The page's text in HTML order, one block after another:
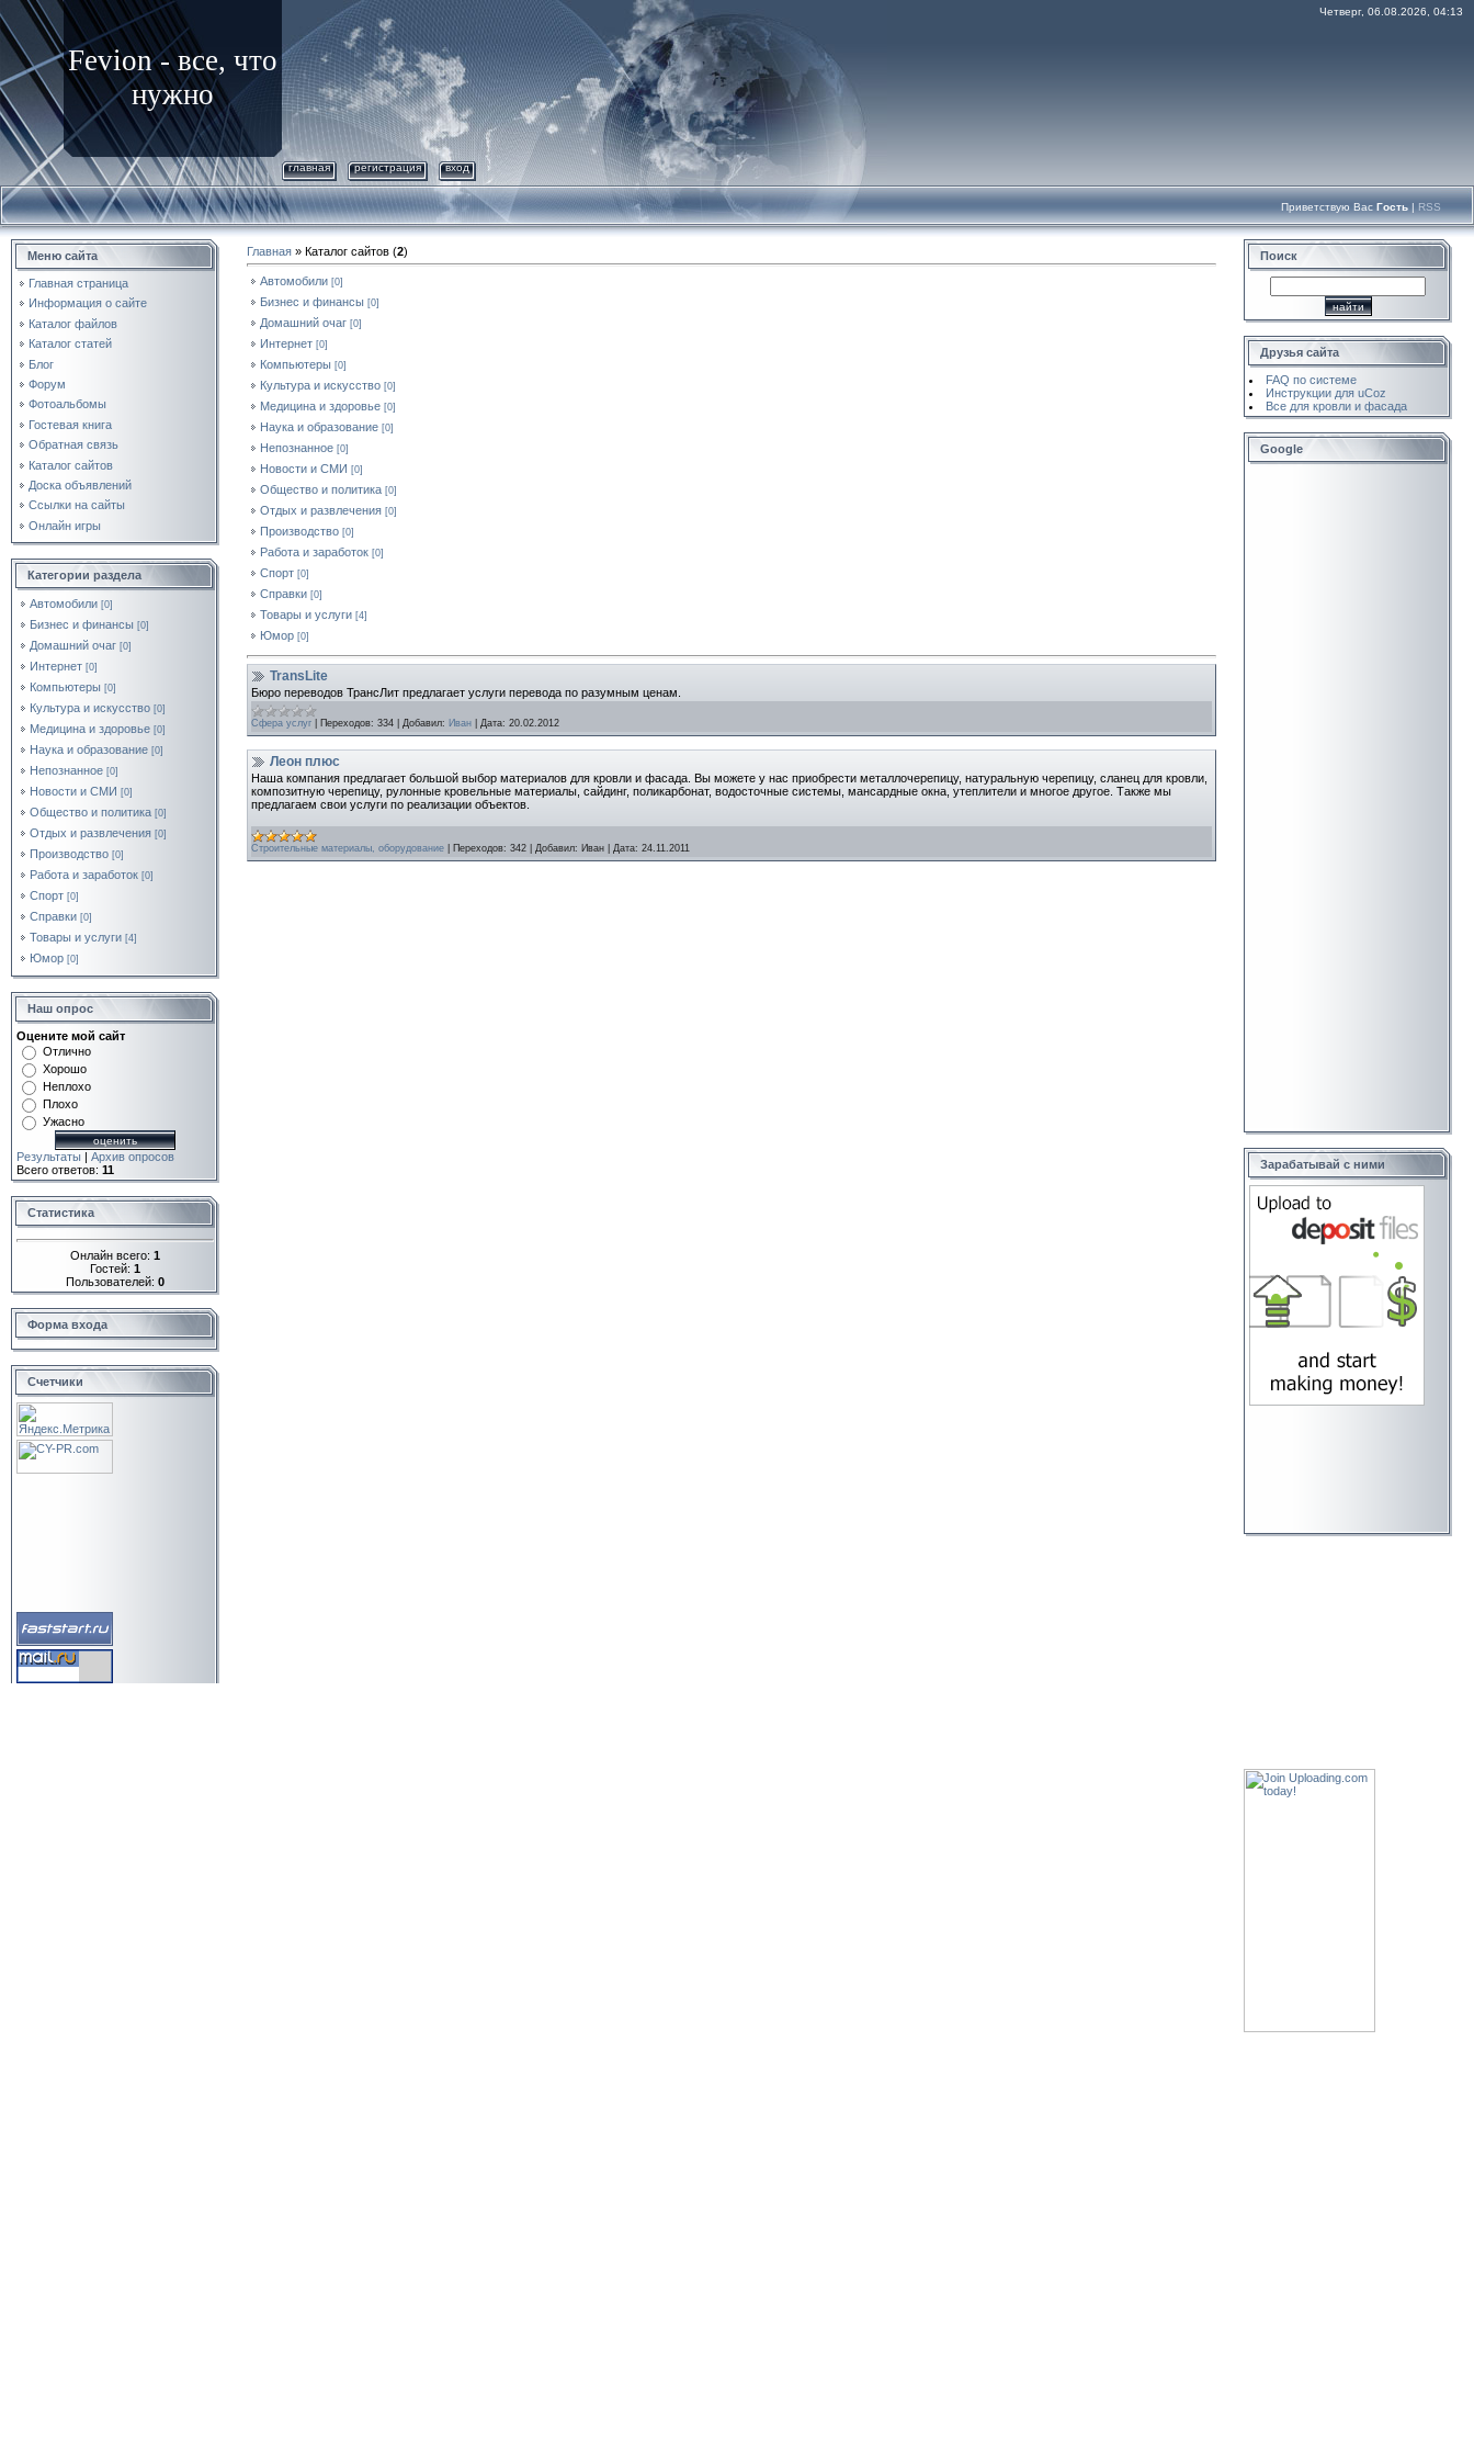
Fevion - все, что
нужно
Четверг, 06.08.2026, 04:13
главная регистрация вход
Приветствую Вас Гость | RSS
Меню сайта
Главная страница
Информация о сайте
Каталог файлов
Каталог статей
Блог
Форум
Фотоальбомы
Гостевая книга
Обратная связь
Каталог сайтов
Доска объявлений
Ссылки на сайты
Онлайн игры
Категории раздела
Автомобили [0]
Бизнес и финансы [0]
Домашний очаг [0]
Интернет [0]
Компьютеры [0]
Культура и искусство [0]
Медицина и здоровье [0]
Наука и образование [0]
Непознанное [0]
Новости и СМИ [0]
Общество и политика [0]
Отдых и развлечения [0]
Производство [0]
Работа и заработок [0]
Спорт [0]
Справки [0]
Товары и услуги [4]
Юмор [0]
Наш опрос
Оцените мой сайт
Отлично
Хорошо
Неплохо
Плохо
Ужасно
Результаты | Архив опросов
Всего ответов: 11
Статистика
Онлайн всего: 1
Гостей: 1
Пользователей: 0
Форма входа
Счетчики
Главная » Каталог сайтов (2)
Автомобили [0]
Бизнес и финансы [0]
Домашний очаг [0]
Интернет [0]
Компьютеры [0]
Культура и искусство [0]
Медицина и здоровье [0]
Наука и образование [0]
Непознанное [0]
Новости и СМИ [0]
Общество и политика [0]
Отдых и развлечения [0]
Производство [0]
Работа и заработок [0]
Спорт [0]
Справки [0]
Товары и услуги [4]
Юмор [0]
TransLite
Бюро переводов ТрансЛит предлагает услуги перевода по разумным ценам.
Cфера услуг Переходов: 334 Добавил: Иван Дата: 20.02.2012
Леон плюс
Наша компания предлагает большой выбор материалов для кровли и фасада. Вы можете у нас приобрести металлочерепицу, натуральную черепицу, сланец для кровли,
композитную черепицу, рулонные кровельные материалы, сайдинг, поликарбонат, водосточные системы, мансардные окна, утеплители и многое другое. Также мы
предлагаем свои услуги по реализации объектов.
Строительные материалы, оборудование Переходов: 342 Добавил: Иван Дата: 24.11.2011
Поиск
Друзья сайта
FAQ по системе
Инструкции для uCoz
Все для кровли и фасада
Google
Зарабатывай с ними